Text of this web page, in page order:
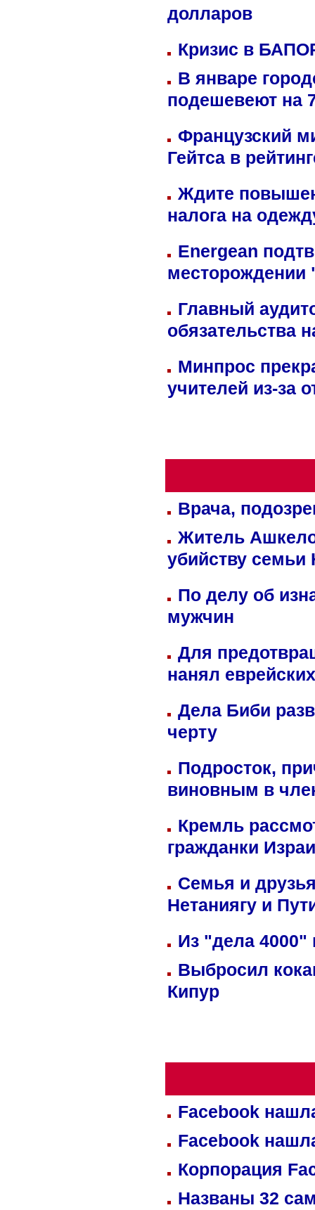
долларов
Кризис в
В январе
подешевеют на
Французский
Гейтса в
Ждите
налога на
Energean
Главный
обязательства
Минпрос
учителей из-за
Врача,
Житель
убийству семьи
По делу об
мужчин
Для
нанял
Дела Биби
черту
Подросток,
виновным в
Кремль
гражданки
Семья и
Нетаниягу и
Из "дела 4000"
Выбросил
Кипур
Facebook
Facebook
Корпорация
Названы 32